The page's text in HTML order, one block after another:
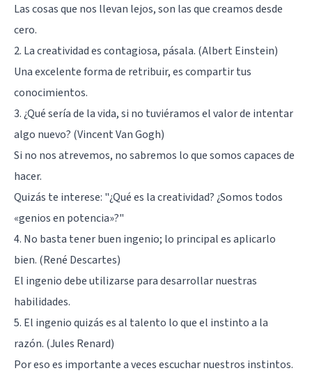
Las cosas que nos llevan lejos, son las que creamos desde
cero.
2. La creatividad es contagiosa, pásala. (Albert Einstein)
Una excelente forma de retribuir, es compartir tus
conocimientos.
3. ¿Qué sería de la vida, si no tuviéramos el valor de intentar
algo nuevo? (Vincent Van Gogh)
Si no nos atrevemos, no sabremos lo que somos capaces de
hacer.
Quizás te interese: "¿Qué es la creatividad? ¿Somos todos
«genios en potencia»?"
4. No basta tener buen ingenio; lo principal es aplicarlo
bien. (René Descartes)
El ingenio debe utilizarse para desarrollar nuestras
habilidades.
5. El ingenio quizás es al talento lo que el instinto a la
razón. (Jules Renard)
Por eso es importante a veces escuchar nuestros instintos.